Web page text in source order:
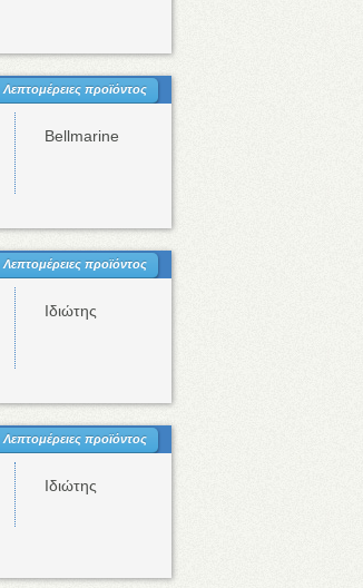
Λεπτομέρειες προϊόντος
Bellmarine
Λεπτομέρειες προϊόντος
Ιδιώτης
Λεπτομέρειες προϊόντος
Ιδιώτης